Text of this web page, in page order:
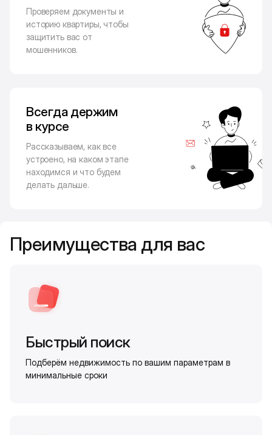
Проверяем документы и
историю квартиры, чтобы
защитить вас от
мошенников.
Всегда держим
в курсе
Рассказываем, как все
устроено, на каком этапе
находимся и что будем
делать дальше.
Преимущества для вас
Быстрый поиск
Подберём недвижимость по вашим параметрам в
минимальные сроки